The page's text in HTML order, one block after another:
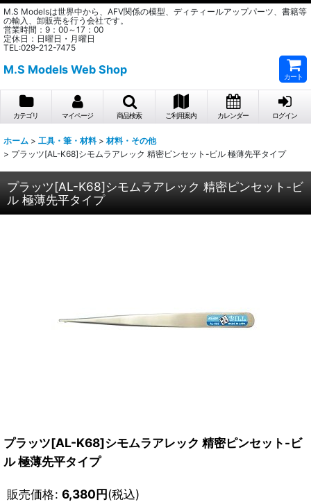
M.S Modelsは世界中から、AFV関係の模型、ディティールアップパーツ、書籍等
の輸入、卸販売を行う会社です。
営業時間：9：00～17：00
定休日：日曜日・月曜日
TEL:029-212-7475
M.S Models Web Shop
カート
カテゴリ マイページ 商品検索 ご利用案内 カレンダー ログイン
ホーム > 工具・筆・材料 > 材料・その他
> プラッツ[AL-K68]シモムラアレック 精密ピンセット-ビル 極薄先平タイプ
プラッツ[AL-K68]シモムラアレック 精密ピンセット-ビ
ル 極薄先平タイプ
プラッツ[AL-K68]シモムラアレック 精密ピンセット-ビ
ル 極薄先平タイプ
販売価格: 6,380円(税込)